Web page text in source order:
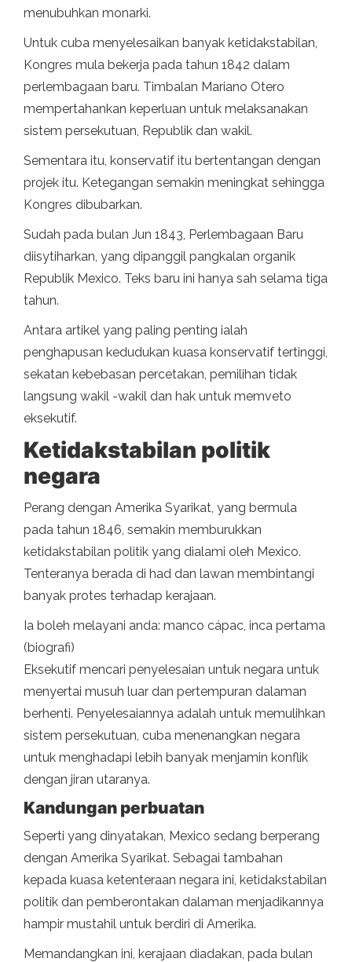
menubuhkan monarki.
Untuk cuba menyelesaikan banyak ketidakstabilan,
Kongres mula bekerja pada tahun 1842 dalam
perlembagaan baru. Timbalan Mariano Otero
mempertahankan keperluan untuk melaksanakan
sistem persekutuan, Republik dan wakil.
Sementara itu, konservatif itu bertentangan dengan
projek itu. Ketegangan semakin meningkat sehingga
Kongres dibubarkan.
Sudah pada bulan Jun 1843, Perlembagaan Baru
diisytiharkan, yang dipanggil pangkalan organik
Republik Mexico. Teks baru ini hanya sah selama tiga
tahun.
Antara artikel yang paling penting ialah
penghapusan kedudukan kuasa konservatif tertinggi,
sekatan kebebasan percetakan, pemilihan tidak
langsung wakil -wakil dan hak untuk memveto
eksekutif.
Ketidakstabilan politik
negara
Perang dengan Amerika Syarikat, yang bermula
pada tahun 1846, semakin memburukkan
ketidakstabilan politik yang dialami oleh Mexico.
Tenteranya berada di had dan lawan membintangi
banyak protes terhadap kerajaan.
Ia boleh melayani anda: manco cápac, inca pertama
(biografi)
Eksekutif mencari penyelesaian untuk negara untuk
menyertai musuh luar dan pertempuran dalaman
berhenti. Penyelesaiannya adalah untuk memulihkan
sistem persekutuan, cuba menenangkan negara
untuk menghadapi lebih banyak menjamin konflik
dengan jiran utaranya.
Kandungan perbuatan
Seperti yang dinyatakan, Mexico sedang berperang
dengan Amerika Syarikat. Sebagai tambahan
kepada kuasa ketenteraan negara ini, ketidakstabilan
politik dan pemberontakan dalaman menjadikannya
hampir mustahil untuk berdiri di Amerika.
Memandangkan ini, kerajaan diadakan, pada bulan